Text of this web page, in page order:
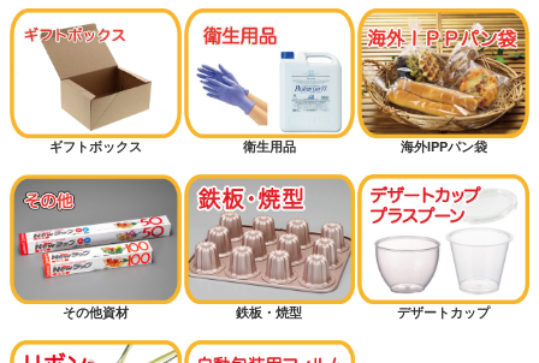
ギフトボックス 衛生用品 海外IPPパン袋
その他資材 鉄板・焼型 デザートカップ